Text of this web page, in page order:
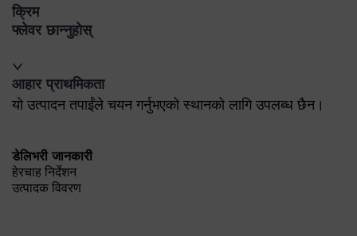
क्रिम
फ्लेवर छान्नुहोस्
आहार प्राथमिकता
यो उत्पादन तपाईंले चयन गर्नुभएको स्थानको लागि उपलब्ध छैन।
डेलिभरी जानकारी
हेरचाह निर्देशन
उत्पादक विवरण